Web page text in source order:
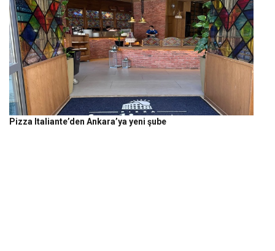
Pizza Italiante’den Ankara’ya yeni şube